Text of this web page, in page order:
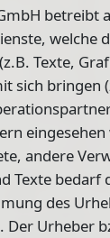
betreibt
welche
Texte,
sich bringen
eingesehen
andere
Texte bedarf
des
Urheber